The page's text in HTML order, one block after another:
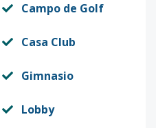
Campo de Golf
Casa Club
Gimnasio
Lobby